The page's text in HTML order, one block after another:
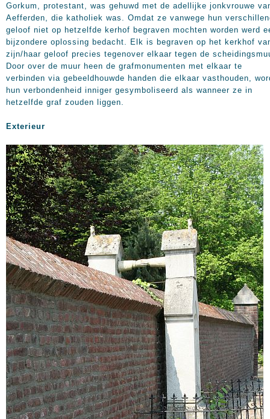
Gorkum, protestant, was gehuwd met de adellijke jonkvrouwe
Aefferden, die katholiek was. Omdat ze vanwege hun
geloof niet op hetzelfde kerhof begraven mochten worden werd
bijzondere oplossing bedacht. Elk is begraven op het kerkhof
zijn/haar geloof precies tegenover elkaar tegen de
Door over de muur heen de grafmonumenten met elkaar te
verbinden via gebeeldhouwde handen die elkaar vasthouden,
hun verbondenheid inniger gesymboliseerd als wanneer ze in
hetzelfde graf zouden liggen.
Exterieur